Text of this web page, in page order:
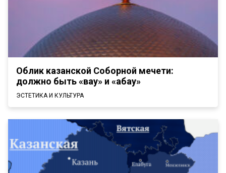
Облик казанской Соборной мечети:
должно быть «вау» и «абау»
ЭСТЕТИКА И КУЛЬТУРА